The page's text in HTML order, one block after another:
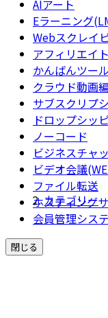
AIアート
Eラーニング
Webスクレイ
アフィリエイ
かんばんツール
クラウド動画
サブスクリプ
ドロップシッ
ノーコード
ビジネスチャ
ビデオ会議
ファイル転送
ホスティング
会員管理シス
閉じる
カテゴリー